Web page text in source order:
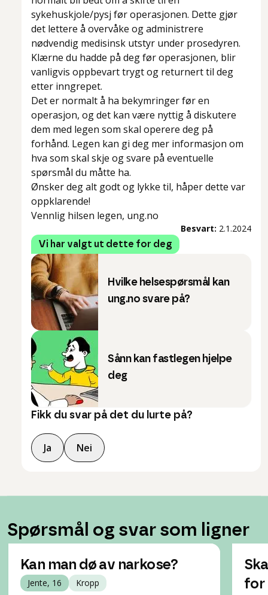
sykehuskjole/pysj før operasjonen. Dette gjør
det lettere å overvåke og administrere
nødvendig medisinsk utstyr under prosedyren.
Klærne du hadde på deg før operasjonen, blir
vanligvis oppbevart trygt og returnert til deg
etter inngrepet.
Det er normalt å ha bekymringer før en
operasjon, og det kan være nyttig å diskutere
dem med legen som skal operere deg på
forhånd. Legen kan gi deg mer informasjon om
hva som skal skje og svare på eventuelle
spørsmål du måtte ha.
Ønsker deg alt godt og lykke til, håper dette var
oppklarende!
Vennlig hilsen legen, ung.no
Besvart: 2.1.2024
Vi har valgt ut dette for deg
Hvilke helsespørsmål kan
ung.no svare på?
Sånn kan fastlegen hjelpe
deg
Fikk du svar på det du lurte på?
Ja Nei
Spørsmål og svar som ligner
Kan man dø av narkose?
Jente, 16 Kropp
for